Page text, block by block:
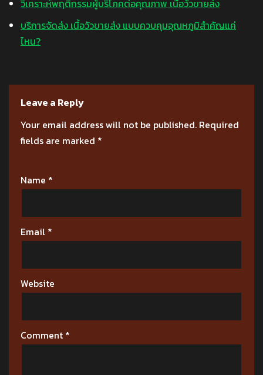
วิเคราะห์พฤติกรรมผู้บริโภคต่อคุณภาพ เนื้อวัวขายส่ง
บริการจัดส่ง เนื้อวัวขายส่ง แบบควบคุมอุณหภูมิสำคัญแค่
ไหน?
Leave a Reply
Your email address will not be published. Required
fields are marked *
Name *
Email *
Website
Comment *